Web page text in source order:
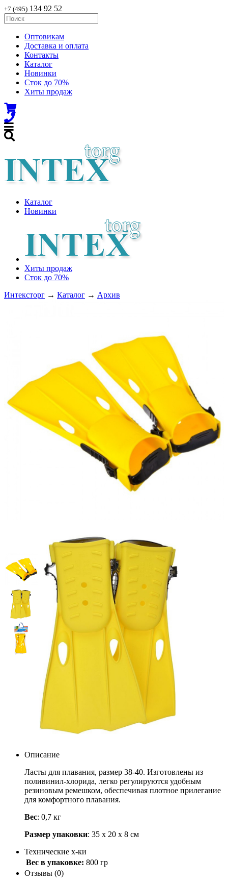
+7 (495) 134 92 52
Оптовикам
Доставка и оплата
Контакты
Каталог
Новинки
Сток до 70%
Хиты продаж
Каталог
Новинки
Хиты продаж
Сток до 70%
Интексторг → Каталог → Архив
Ласты для плавания, размер
38-40, Intex 55937
Артикул: 55937
Описание
Ласты для плавания, размер 38-40. Изготовлены из
поливинил-хлорида, легко регулируются удобным
резиновым ремешком, обеспечивая плотное прилегание
для комфортного плавания.
Вес: 0,7 кг
Размер упаковки: 35 х 20 х 8 см
Технические х-ки
Вес в упаковке: 800 гр
Отзывы (0)